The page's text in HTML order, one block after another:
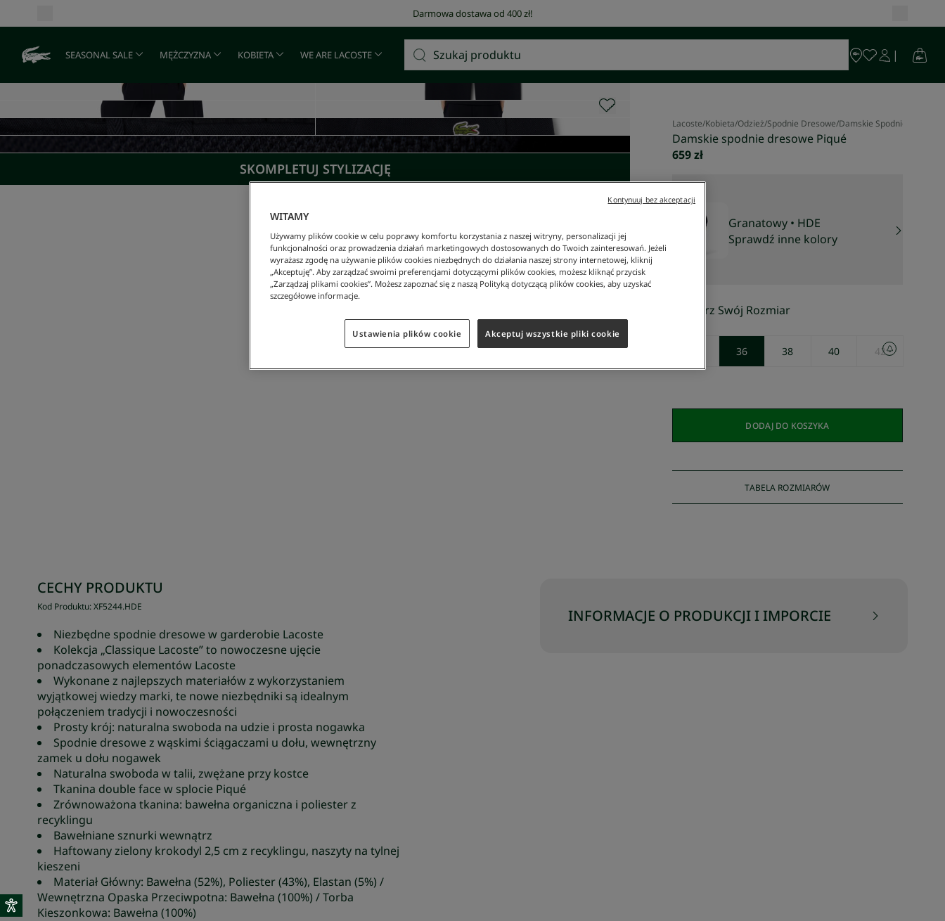
Darmowa dostawa od 400 zł!
SEASONAL SALE MĘŻCZYZNA KOBIETA WE ARE LACOSTE
SKOMPLETUJ STYLIZACJĘ
Lacoste/Kobieta/Odzież/Spodnie Dresowe/Damskie Spodnie
Damskie spodnie dresowe Piqué
659 zł
Granatowy • HDE
Sprawdź inne kolory
Wybierz Swój Rozmiar
36 38 40 42
DODAJ DO KOSZYKA
TABELA ROZMIARÓW
CECHY PRODUKTU
Kod Produktu:XF5244.HDE
Niezbędne spodnie dresowe w garderobie Lacoste
Kolekcja „Classique Lacoste” to nowoczesne ujęcie
ponadczasowych elementów Lacoste
Wykonane z najlepszych materiałów z wykorzystaniem
wyjątkowej wiedzy marki, te nowe niezbędniki są idealnym
połączeniem tradycji i nowoczesności
Prosty krój: naturalna swoboda na udzie i prosta nogawka
Spodnie dresowe z wąskimi ściągaczami u dołu, wewnętrzny
zamek u dołu nogawek
Naturalna swoboda w talii, zwężane przy kostce
Tkanina double face w splocie Piqué
Zrównoważona tkanina: bawełna organiczna i poliester z
recyklingu
Bawełniane sznurki wewnątrz
Haftowany zielony krokodyl 2,5 cm z recyklingu, naszyty na tylnej
kieszeni
Materiał Główny: Bawełna (52%), Poliester (43%), Elastan (5%) /
Wewnętrzna Opaska Przeciwpotna: Bawełna (100%) / Torba
Kieszonkowa: Bawełna (100%)
INFORMACJE O PRODUKCJI I IMPORCIE
WITAMY
Używamy plików cookie w celu poprawy komfortu korzystania z naszej witryny, personalizacji jej
funkcjonalności oraz prowadzenia działań marketingowych dostosowanych do Twoich zainteresowań. Jeżeli
wyrażasz zgodę na używanie plików cookies niezbędnych do działania naszej strony internetowej, kliknij
„Akceptuję”. Aby zarządzać swoimi preferencjami dotyczącymi plików cookies, możesz kliknąć przycisk
„Zarządzaj plikami cookies”. Możesz zapoznać się z naszą Polityką dotyczącą plików cookies, aby uzyskać
szczegółowe informacje.
Ustawienia plików cookie Akceptuj wszystkie pliki cookie
Kontynuuj bez akceptacji